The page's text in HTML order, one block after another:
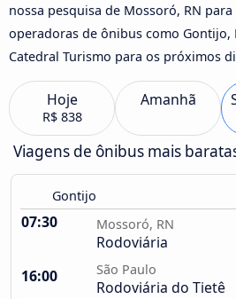
nossa pesquisa de Mossoró, RN
operadoras de ônibus como Gontijo,
Catedral Turismo para os próximos
Hoje
R$ 838
Amanhã
Viagens de ônibus mais
Gontijo
07:30 Mossoró, RN
Rodoviária
16:00
São Paulo
Rodoviária do Tietê